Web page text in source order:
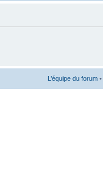
L’équipe du forum •